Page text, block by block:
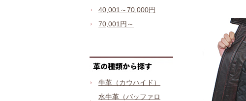
40,001～70,000円
70,001円～
牛革（カウハイド）
水牛革（バッファロ